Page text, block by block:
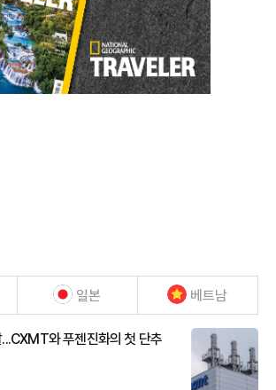
일본 베트남
와 푸젠진화의 첫 단추